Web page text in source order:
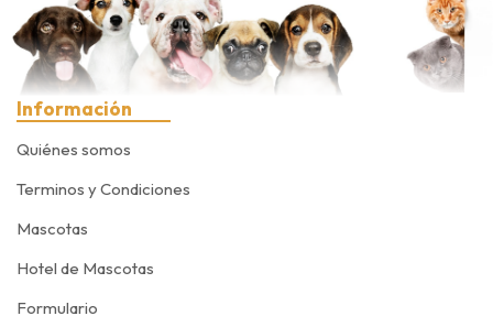
Información
Quiénes somos
Terminos y Condiciones
Mascotas
Hotel de Mascotas
Formulario